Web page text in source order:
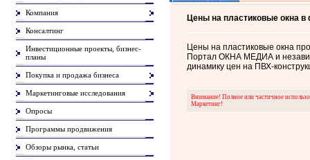
Компания
Консалтинг
Инвестиционные проекты, бизнес-
планы
Покупка и продажа бизнеса
Маркетинговые исследования
Опросы
Программы продвижения
Обзоры рынка, статьи
Цены на пластиковые окна в
Цены на пластиковые окна
Портал ОКНА МЕДИА и
динамику цен на ПВХ-
Внимание! Полное или частичное
Маркетинг!